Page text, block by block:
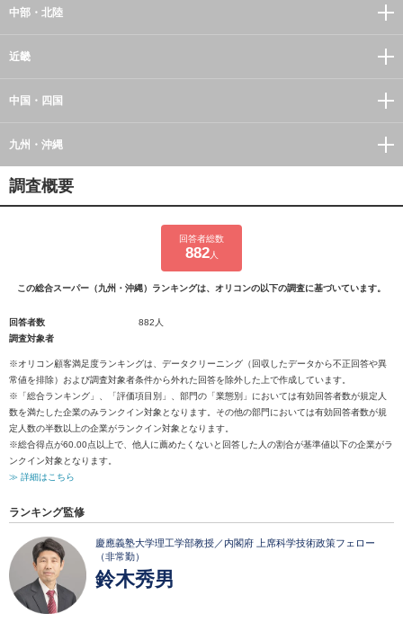
中部・北陸
近畿
中国・四国
九州・沖縄
調査概要
回答者総数
882人
この総合スーパー（九州・沖縄）ランキングは、オリコンの以下の調査に基づいています。
回答者数
882人
調査対象者
※オリコン顧客満足度ランキングは、データクリーニング（回収したデータから不正回答や異
常値を排除）および調査対象者条件から外れた回答を除外した上で作成しています。
※「総合ランキング」、「評価項目別」、部門の「業態別」においては有効回答者数が規定人
数を満たした企業のみランクイン対象となります。その他の部門においては有効回答者数が規
定人数の半数以上の企業がランクイン対象となります。
※総合得点が60.00点以上で、他人に薦めたくないと回答した人の割合が基準値以下の企業がラ
ンクイン対象となります。
≫ 詳細はこちら
ランキング監修
慶應義塾大学理工学部教授／内閣府 上席科学技術政策フェロー
（非常勤）
鈴木秀男